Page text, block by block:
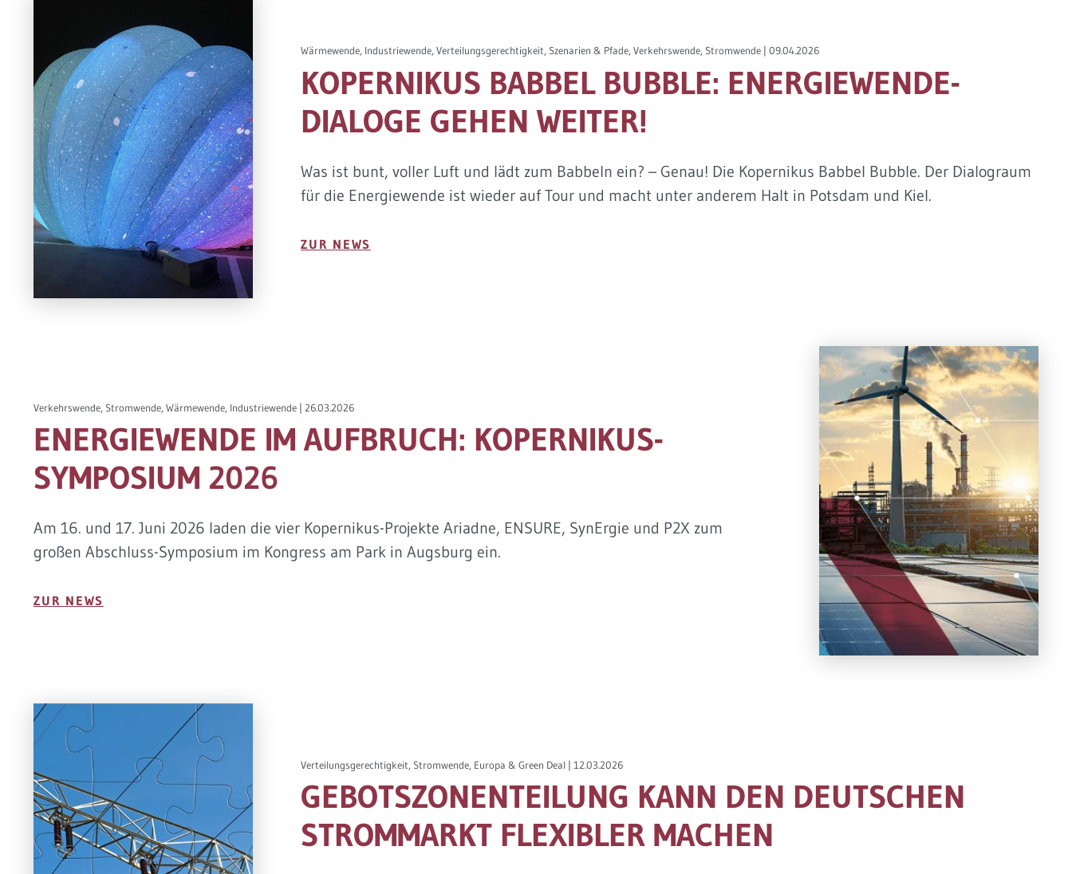
Wärmewende, Industriewende, Verteilungsgerechtigkeit, Szenarien & Pfade, Verkehrswende, Stromwende | 09.04.2026
KOPERNIKUS BABBEL BUBBLE: ENERGIEWENDE-
DIALOGE GEHEN WEITER!
Was ist bunt, voller Luft und lädt zum Babbeln ein? – Genau! Die Kopernikus Babbel Bubble. Der Dialograum
für die Energiewende ist wieder auf Tour und macht unter anderem Halt in Potsdam und Kiel.
ZUR NEWS
Verkehrswende, Stromwende, Wärmewende, Industriewende | 26.03.2026
ENERGIEWENDE IM AUFBRUCH: KOPERNIKUS-
SYMPOSIUM 2026
Am 16. und 17. Juni 2026 laden die vier Kopernikus-Projekte Ariadne, ENSURE, SynErgie und P2X zum
großen Abschluss-Symposium im Kongress am Park in Augsburg ein.
ZUR NEWS
Verteilungsgerechtigkeit, Stromwende, Europa & Green Deal | 12.03.2026
GEBOTSZONENTEILUNG KANN DEN DEUTSCHEN
STROMMARKT FLEXIBLER MACHEN